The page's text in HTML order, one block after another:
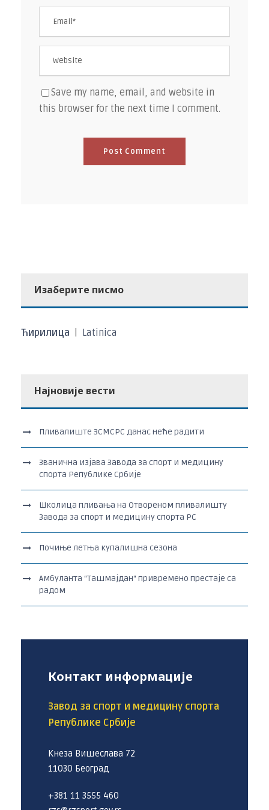
Save my name, email, and website in
this browser for the next time I comment.
Изаберите писмо
Ћирилица Latinica
Најновије вести
Пливалиште ЗСМСРС данас неће радити
Званична изјава Завода за спорт и медицину
спорта Републике Србије
Школица пливања на Отвореном пливалишту
Завода за спорт и медицину спорта РС
Почиње летња купалишна сезона
Амбуланта “Ташмајдан“ привремено престаје са
радом
Контакт информације
Завод за спорт и медицину спорта
Републике Србије
Кнеза Вишеслава 72
11030 Београд
+381 11 3555 460